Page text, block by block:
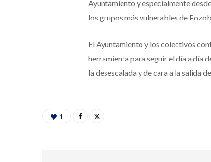
Ayuntamiento y especialmente
los grupos más vulnerables de
El Ayuntamiento y los colectivos
herramienta para seguir el día a día
la desescalada y de cara a la salida
1